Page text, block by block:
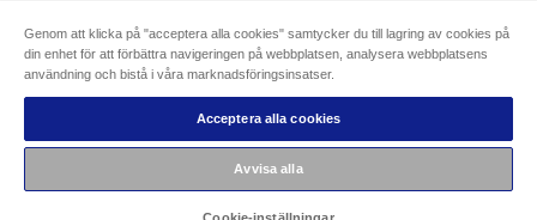
Kontakta oss angående dina uppgifter
Information om cookies
Epsons åtagande avseende tillgänglighet
Copyright © 2026 Seiko Epson
Genom att klicka på "acceptera alla cookies" samtycker du till lagring av cookies på
din enhet för att förbättra navigeringen på webbplatsen, analysera webbplatsens
användning och bistå i våra marknadsföringsinsatser.
Acceptera alla cookies
Avvisa alla